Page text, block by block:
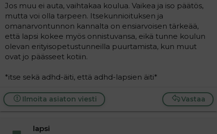
Jos muu ei auta, vaihtakaa koulua. Vaikea ja iso päätös,
mutta voi olla tarpeen. Itsekunnioituksen ja
omanarvontunnon kannalta on ensiarvoisen tärkeää,
että lapsi kokee myös onnistuvansa, eikä tunne koulun
olevan erityisopetustunneilla puurtamista, kun muut
ovat jo päässeet kotiin.
*itse sekä adhd-äiti, että adhd-lapsien äiti*
Vastaa
Ilmoita asiaton viesti
lapsi